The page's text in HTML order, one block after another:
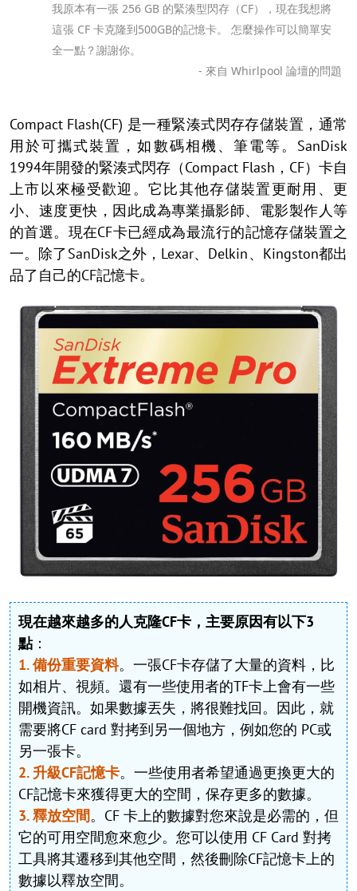
我原本有一張 256 GB 的緊湊型閃存（CF），現在我想將
這張 CF 卡克隆到500GB的記憶卡。 怎麼操作可以簡單安
全一點？謝謝你。
- 來自 Whirlpool 論壇的問題
Compact Flash(CF) 是一種緊湊式閃存存儲裝置，通常
用於可攜式裝置，如數碼相機、筆電等。SanDisk
1994年開發的緊湊式閃存（Compact Flash，CF）卡自
上市以來極受歡迎。它比其他存儲裝置更耐用、更
小、速度更快，因此成為專業攝影師、電影製作人等
的首選。現在CF卡已經成為最流行的記憶存儲裝置之
一。除了SanDisk之外，Lexar、Delkin、Kingston都出
品了自己的CF記憶卡。
現在越來越多的人克隆CF卡，主要原因有以下3
點：
1. 備份重要資料。一張CF卡存儲了大量的資料，比
如相片、視頻。還有一些使用者的TF卡上會有一些
開機資訊。如果數據丟失，將很難找回。因此，就
需要將CF card 對拷到另一個地方，例如您的 PC或
另一張卡。
2. 升級CF記憶卡。一些使用者希望通過更換更大的
CF記憶卡來獲得更大的空間，保存更多的數據。
3. 釋放空間。CF 卡上的數據對您來說是必需的，但
它的可用空間愈來愈少。您可以使用 CF Card 對拷
工具將其遷移到其他空間，然後刪除CF記憶卡上的
數據以釋放空間。